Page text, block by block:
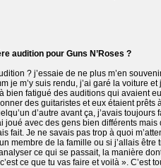
audition pour Guns N’Roses ?
? j’essaie de ne plus m’en
je m’y suis rendu, j’ai garé la voiture
bien fatigué des auditions qui avaient
des guitaristes et eux étaient prêts
d’autre avant ça, j’avais toujours
joué avec des gens bien différents
fait. Je ne savais pas trop à quoi
membre de la famille ou si j’allais
ce qui se passait, la manière
ce que tu vas faire et voilà ». C’est